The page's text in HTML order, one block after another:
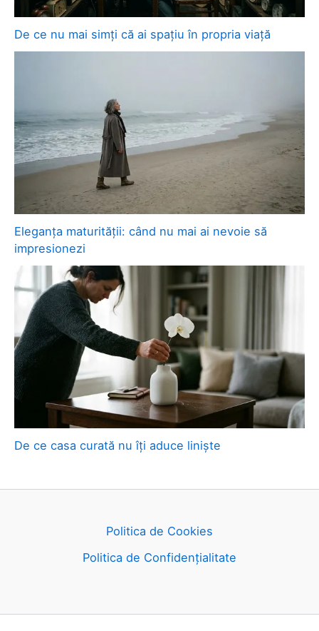
De ce nu mai simți că ai spațiu în propria viață
Eleganța maturității: când nu mai ai nevoie să
impresionezi
De ce casa curată nu îți aduce liniște
Politica de Cookies
Politica de Confidențialitate